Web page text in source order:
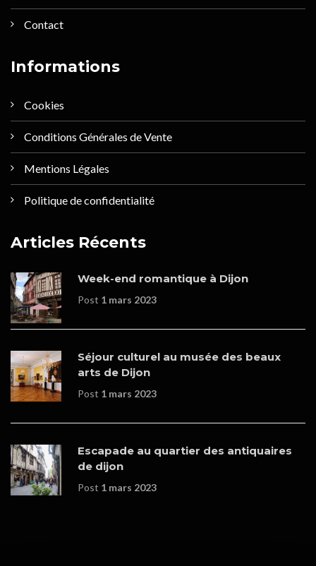
Contact
Informations
Cookies
Conditions Générales de Vente
Mentions Légales
Politique de confidentialité
Articles Récents
Week-end romantique à Dijon
Post 1 mars 2023
Séjour culturel au musée des beaux
arts de Dijon
Post 1 mars 2023
Escapade au quartier des antiquaires
de dijon
Post 1 mars 2023